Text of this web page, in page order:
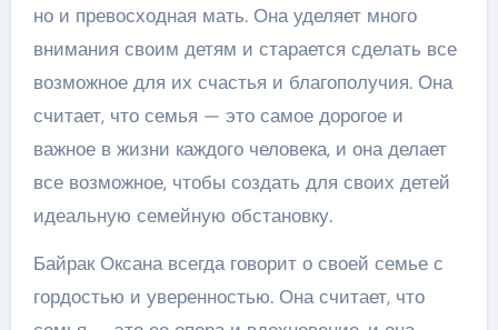
но и превосходная мать. Она уделяет много
внимания своим детям и старается сделать все
возможное для их счастья и благополучия. Она
считает, что семья — это самое дорогое и
важное в жизни каждого человека, и она делает
все возможное, чтобы создать для своих детей
идеальную семейную обстановку.
Байрак Оксана всегда говорит о своей семье с
гордостью и уверенностью. Она считает, что